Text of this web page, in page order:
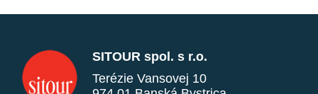
SITOUR spol. s r.o.
Terézie Vansovej 10